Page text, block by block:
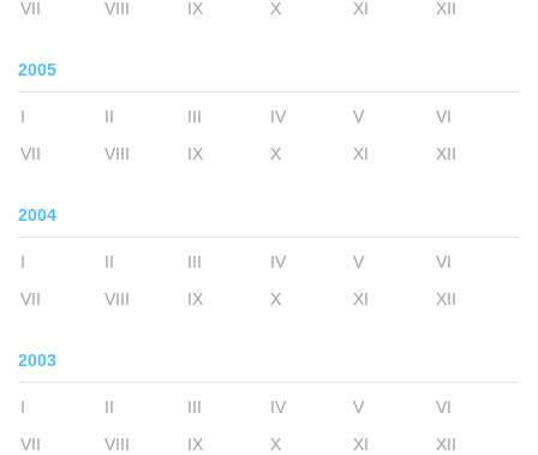
VII
VIII IX X XI XII
2005
I II III IV V
VI
VII
VIII IX X XI XII
2004
I II III IV V
VI
VII
VIII IX X XI XII
2003
I II III IV V
VI
VII
VIII IX X XI XII